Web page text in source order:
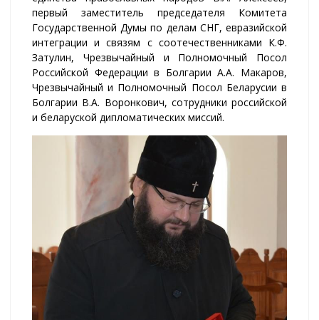
первый заместитель председателя Комитета
Государственной Думы по делам СНГ, евразийской
интеграции и связям с соотечественниками К.Ф.
Затулин, Чрезвычайный и Полномочный Посол
Российской Федерации в Болгарии А.А. Макаров,
Чрезвычайный и Полномочный Посол Беларусии в
Болгарии В.А. Воронкович, сотрудники российской
и беларуской дипломатических миссий.